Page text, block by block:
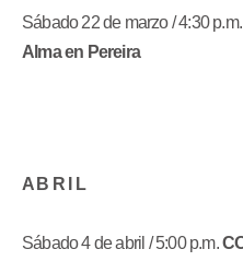
Sábado 22 de marzo /4:30 p.m.
Alma en Pereira
A B R I L
Sábado 4 de abril / 5:00 p.m.